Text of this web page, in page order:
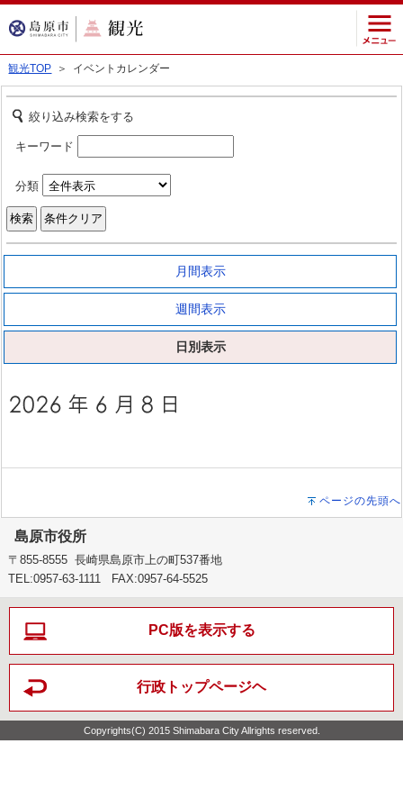
観光TOP ＞ イベントカレンダー
絞り込み検索をする
キーワード
分類
月間表示
週間表示
日別表示
ページの先頭へ
島原市役所
〒855-8555 長崎県島原市上の町537番地
TEL:0957-63-1111 FAX:0957-64-5525
PC版を表示する
行政トップページヘ
Copyrights(C) 2015 Shimabara City Allrights reserved.